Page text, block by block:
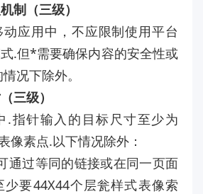
制（三级）
应用中，不应限制使用平台
.但*需要确保内容的安全性或
况下除外。
三级）
针输入的目标尺寸至少为
像素点.以下情况除外：
通过等同的链接或在同一页面
要44X44个层瓮样式表像索